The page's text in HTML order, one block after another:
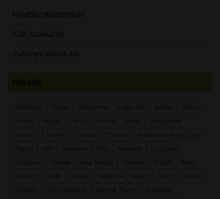
Fürdőszobacentrum
Kád szaküzlet
Zuhanykabinok.hu
Roltechnik Kolpa San
Besco
Grohe
Arezzo Ferro M-Acryl Wellis
Hansgrohe
Mofém Cersanit Duravit
Roltechnik Projet Line
Tboss
H2O Aqualine Alcaplast
Deante New Trendy Cersanit Alföldi
Teka
Invena
Radeco BEMETA Ferro
Geberit
Villeroy&Boch Technik Therm
Kaldewei